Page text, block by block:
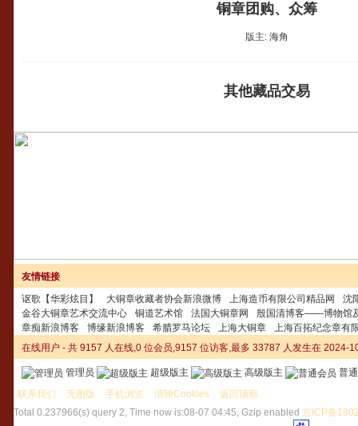
铜章团购、众筹
版主: 海角
其他藏品交易
友情链接
讴歌【华彩炫目】
大铜章收藏者协会新浪微博 上海造币有限公司精品网
沈
金谷大铜章艺术交流中心
铜道艺术馆 法国大铜章网
殷国清博客——博物馆
章痴新浪博客
博缘新浪博客 希腊罗马论坛 上海大铜章
上海百拓纪念章有
在线用户 - 共 9157 人在线,0 位会员,9157 位访客,最多 33787 人发生在 2024-
管理员 超级版主 高级版主
普
联系我们
无图版 手机浏览 清除Cookies
返回顶部
Total 0.237966(s) query 2, Time now is:08-07 04:45, Gzip enabled 京ICP备